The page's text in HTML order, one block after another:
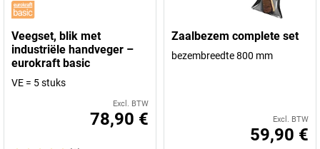
Veegset, blik met
industriële handveger –
eurokraft basic
VE = 5 stuks
Excl. BTW
78,90 €
Zaalbezem complete set
bezembreedte 800 mm
Excl. BTW
59,90 €